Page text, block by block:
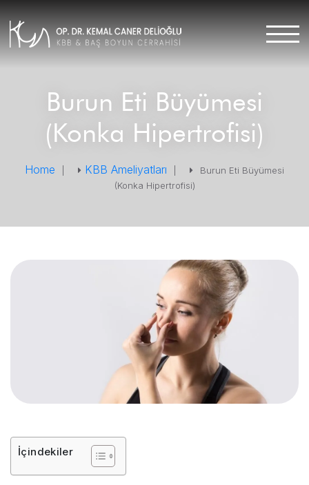
Burun Eti Büyümesi
(Konka Hipertrofisi)
Home KBB Ameliyatları
Burun Eti Büyümesi
(Konka Hipertrofisi)
İçindekiler